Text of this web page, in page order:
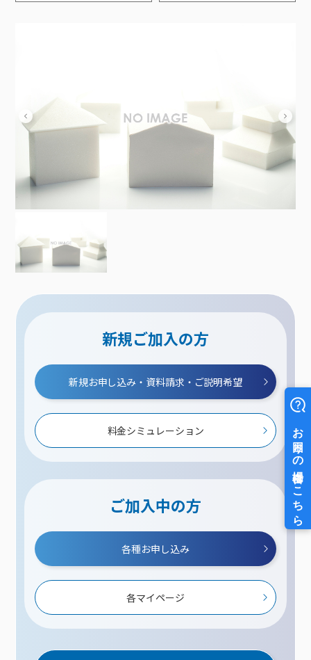
新規ご加入の方
新規お申し込み・資料請求・ご説明希望
料金シミュレーション
ご加入中の方
各種お申し込み
各マイページ